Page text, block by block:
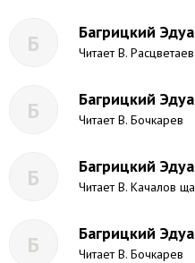
Б Багрицкий
Читает В. Расцветаев
Б Багрицкий
Читает В. Бочкарев
Б Багрицкий
Читает В. Качалов
Б Багрицкий
Читает В. Бочкарев